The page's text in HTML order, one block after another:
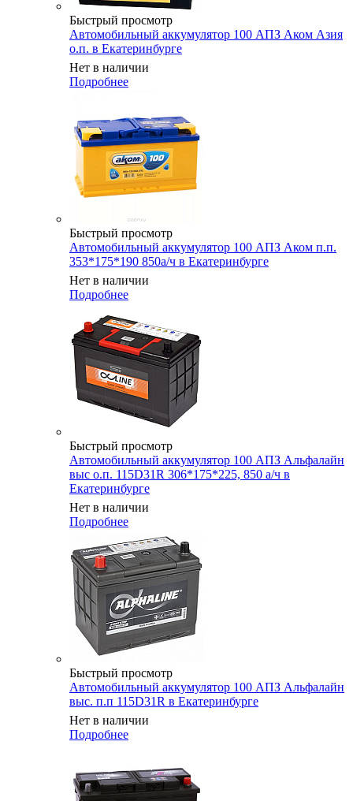
Быстрый просмотр
Автомобильный аккумулятор 100 АПЗ Аком Азия
о.п. в Екатеринбурге
Нет в наличии
Подробнее
Быстрый просмотр
Автомобильный аккумулятор 100 АПЗ Аком п.п.
353*175*190 850а/ч в Екатеринбурге
Нет в наличии
Подробнее
Быстрый просмотр
Автомобильный аккумулятор 100 АПЗ Альфалайн
выс о.п. 115D31R 306*175*225, 850 а/ч в
Екатеринбурге
Нет в наличии
Подробнее
Быстрый просмотр
Автомобильный аккумулятор 100 АПЗ Альфалайн
выс. п.п 115D31R в Екатеринбурге
Нет в наличии
Подробнее